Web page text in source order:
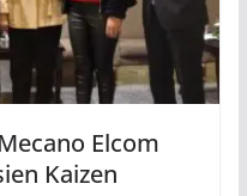
Elcom
Kaizen